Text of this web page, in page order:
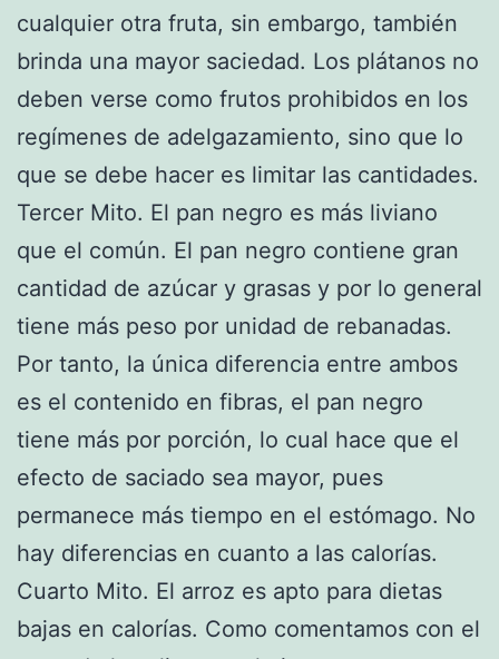
cualquier otra fruta, sin embargo, también
brinda una mayor saciedad. Los plátanos no
deben verse como frutos prohibidos en los
regímenes de adelgazamiento, sino que lo
que se debe hacer es limitar las cantidades.
Tercer Mito. El pan negro es más liviano
que el común. El pan negro contiene gran
cantidad de azúcar y grasas y por lo general
tiene más peso por unidad de rebanadas.
Por tanto, la única diferencia entre ambos
es el contenido en fibras, el pan negro
tiene más por porción, lo cual hace que el
efecto de saciado sea mayor, pues
permanece más tiempo en el estómago. No
hay diferencias en cuanto a las calorías.
Cuarto Mito. El arroz es apto para dietas
bajas en calorías. Como comentamos con el